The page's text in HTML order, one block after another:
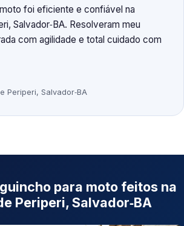
foi eficiente e confiável na
Salvador‑BA. Resolveram meu
com agilidade e total cuidado com
Periperi, Salvador‑BA
para moto feitos na
Periperi, Salvador‑BA